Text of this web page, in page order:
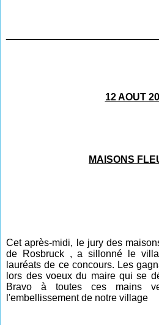
12 AOUT
MAISONS
Cet après-midi, le jury des
de Rosbruck , a sillonné le
lauréats de ce concours. Les
lors des voeux du maire qui se
Bravo à toutes ces mains
l'embellissement de notre village